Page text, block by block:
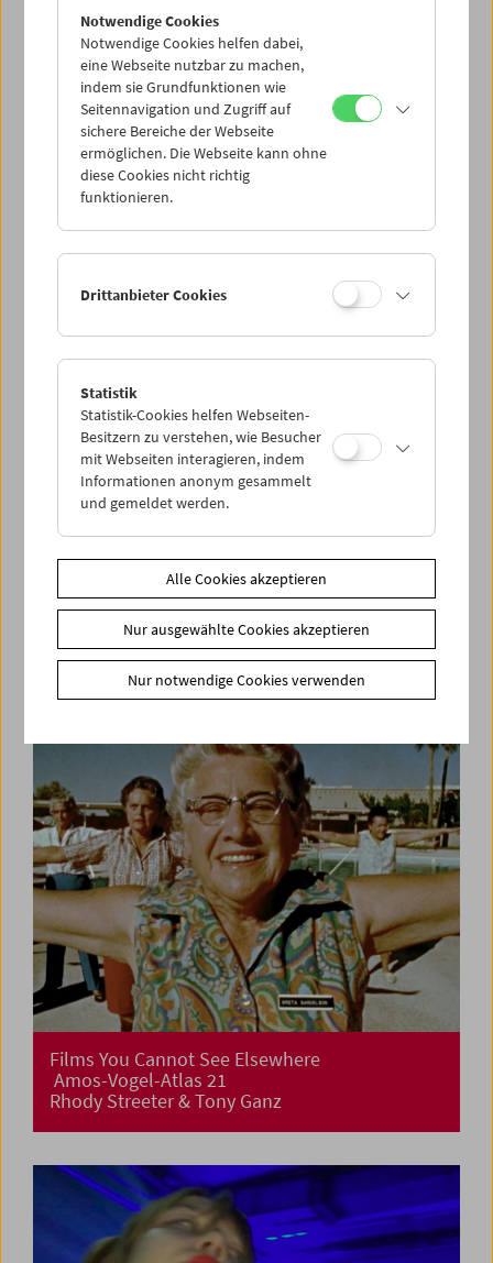
Crossing Europe zu Gast
Befreiung! Neuanfang?
Leben nach dem Konzentrationslager
Films You Cannot See Elsewhere
Amos-Vogel-Atlas 21
Rhody Streeter & Tony Ganz
Notwendige Cookies
Notwendige Cookies helfen dabei,
eine Webseite nutzbar zu machen,
indem sie Grundfunktionen wie
Seitennavigation und Zugriff auf
sichere Bereiche der Webseite
ermöglichen. Die Webseite kann ohne
diese Cookies nicht richtig
funktionieren.
Drittanbieter Cookies
Statistik
Statistik-Cookies helfen Webseiten-
Besitzern zu verstehen, wie Besucher
mit Webseiten interagieren, indem
Informationen anonym gesammelt
und gemeldet werden.
Alle Cookies akzeptieren
Nur ausgewählte Cookies akzeptieren
Nur notwendige Cookies verwenden